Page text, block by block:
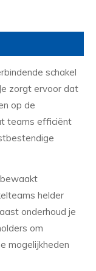
schakel
zorgt ervoor dat
op de
teams efficiënt
helder
onderhoud je
om
mogelijkheden